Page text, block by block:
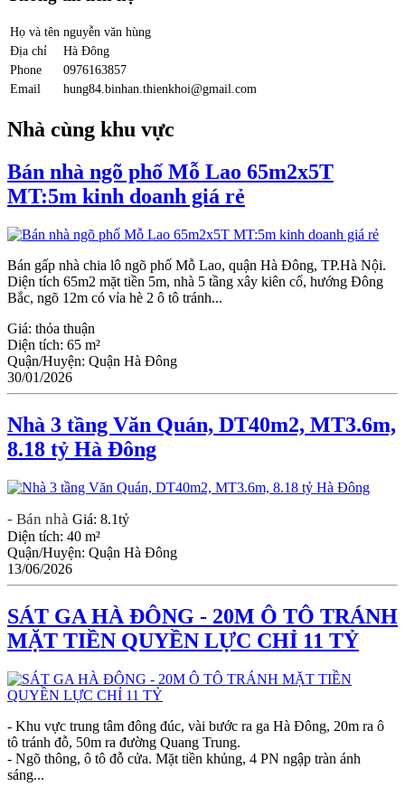
Họ và tên nguyễn văn hùng
Địa chỉ
Hà Đông
Phone
0976163857
Email
hung84.binhan.thienkhoi@gmail.com
Nhà cùng khu vực
Bán nhà ngõ phố Mỗ Lao 65m2x5T
MT:5m kinh doanh giá rẻ
Bán gấp nhà chia lô ngõ phố Mỗ Lao, quận Hà Đông, TP.Hà Nội.
Diện tích 65m2 mặt tiền 5m, nhà 5 tầng xây kiên cố, hướng Đông
Bắc, ngõ 12m có vỉa hè 2 ô tô tránh...
Giá: thỏa thuận
Diện tích: 65 m²
Quận/Huyện: Quận Hà Đông
30/01/2026
Nhà 3 tầng Văn Quán, DT40m2, MT3.6m,
8.18 tỷ Hà Đông
- Bán nhà Giá: 8.1tỷ
Diện tích: 40 m²
Quận/Huyện: Quận Hà Đông
13/06/2026
SÁT GA HÀ ĐÔNG - 20M Ô TÔ TRÁNH
MẶT TIỀN QUYỀN LỰC CHỈ 11 TỶ
- Khu vực trung tâm đông đúc, vài bước ra ga Hà Đông, 20m ra ô
tô tránh đỗ, 50m ra đường Quang Trung.
- Ngõ thông, ô tô đỗ cửa. Mặt tiền khủng, 4 PN ngập tràn ánh
sáng...